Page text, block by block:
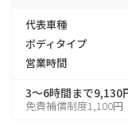
代表車種
ボディタイプ
営業時間
3～6時間まで9,130
免責補償制度1,100円